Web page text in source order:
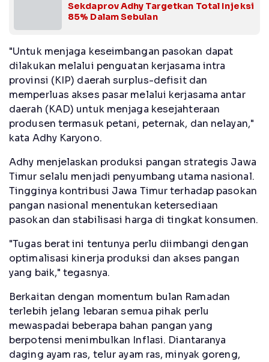
Sekdaprov Adhy Targetkan Total Injeksi
85% Dalam Sebulan
"Untuk menjaga keseimbangan pasokan dapat
dilakukan melalui penguatan kerjasama intra
provinsi (KIP) daerah surplus-defisit dan
memperluas akses pasar melalui kerjasama antar
daerah (KAD) untuk menjaga kesejahteraan
produsen termasuk petani, peternak, dan nelayan,"
kata Adhy Karyono.
Adhy menjelaskan produksi pangan strategis Jawa
Timur selalu menjadi penyumbang utama nasional.
Tingginya kontribusi Jawa Timur terhadap pasokan
pangan nasional menentukan ketersediaan
pasokan dan stabilisasi harga di tingkat konsumen.
"Tugas berat ini tentunya perlu diimbangi dengan
optimalisasi kinerja produksi dan akses pangan
yang baik," tegasnya.
Berkaitan dengan momentum bulan Ramadan
terlebih jelang lebaran semua pihak perlu
mewaspadai beberapa bahan pangan yang
berpotensi menimbulkan Inflasi. Diantaranya
daging ayam ras, telur ayam ras, minyak goreng,